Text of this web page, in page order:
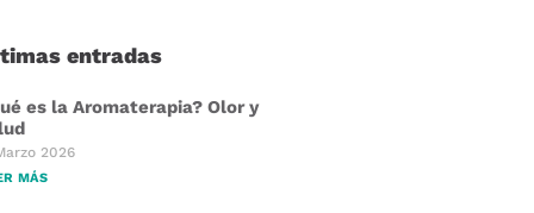
entradas
es la Aromaterapia? Olor y
2026
MÁS